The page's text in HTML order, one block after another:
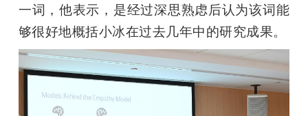
一词，他表示，是经过深思熟虑后认为该词能
够很好地概括小冰在过去几年中的研究成果。